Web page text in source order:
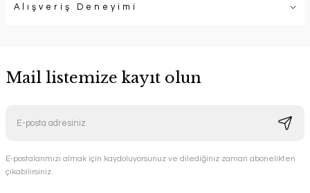
Alışveriş Deneyimi
Mail listemize kayıt olun
E-postalarımızı almak için kaydoluyorsunuz ve dilediğiniz zaman abonelikten
çıkabilirsiniz.